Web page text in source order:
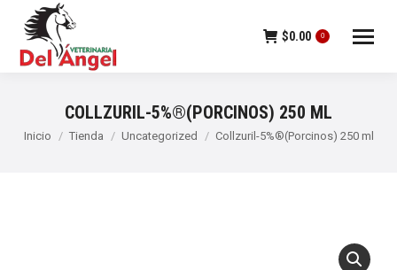
$0.00 0
COLLZURIL-5%®(PORCINOS) 250 ML
Estás aquí:
Inicio Tienda Uncategorized Collzuril-5%®(Porcinos) 250 ml